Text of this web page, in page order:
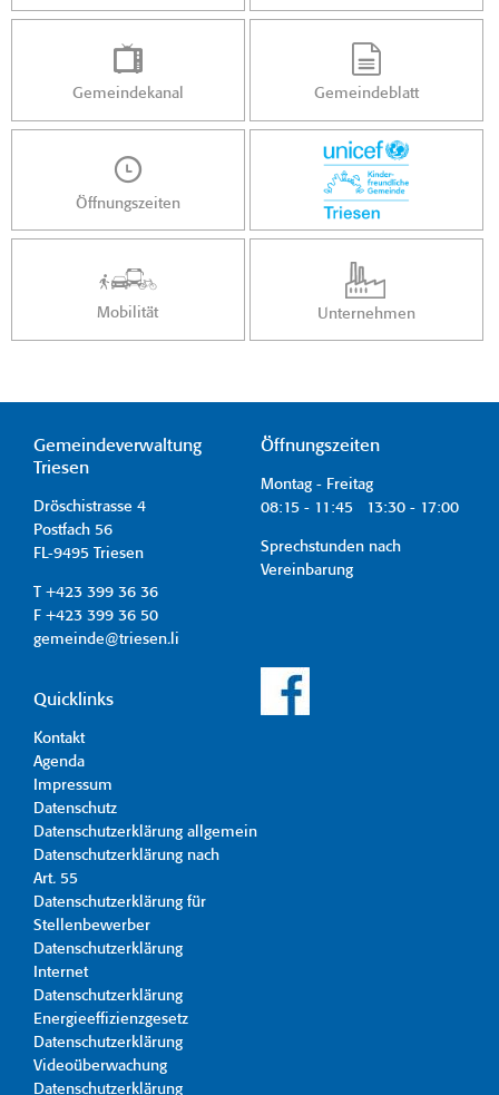
Gemeindekanal Gemeindeblatt
Öffnungszeiten
Mobilität Unternehmen
Gemeindeverwaltung
Triesen
Dröschistrasse 4
Postfach 56
FL-9495 Triesen
T +423 399 36 36
F +423 399 36 50
gemeinde@triesen.li
Öffnungszeiten
Montag - Freitag
08:15 - 11:45 13:30 - 17:00
Sprechstunden nach
Vereinbarung
Quicklinks
Kontakt
Agenda
Impressum
Datenschutz
Datenschutzerklärung allgemein
Datenschutzerklärung nach
Art. 55
Datenschutzerklärung für
Stellenbewerber
Datenschutzerklärung
Internet
Datenschutzerklärung
Energieeffizienzgesetz
Datenschutzerklärung
Videoüberwachung
Datenschutzerklärung